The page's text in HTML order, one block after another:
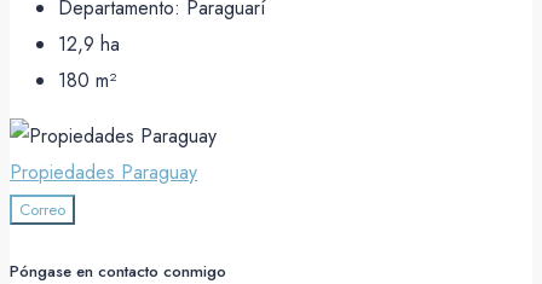
Departamento: Paraguarí
12,9 ha
180 m²
Propiedades Paraguay
Correo
Póngase en contacto conmigo